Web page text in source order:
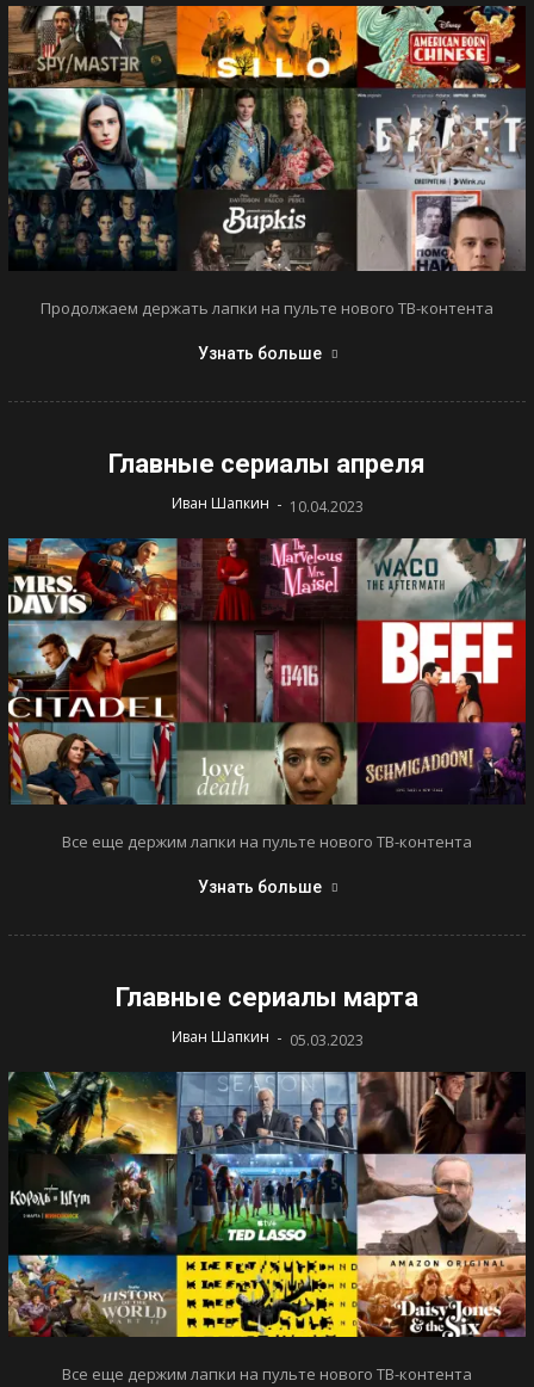
Продолжаем держать лапки на пульте нового ТВ-контента
Узнать больше
Главные сериалы апреля
Иван Шапкин - 10.04.2023
Все еще держим лапки на пульте нового ТВ-контента
Узнать больше
Главные сериалы марта
Иван Шапкин - 05.03.2023
Все еще держим лапки на пульте нового ТВ-контента